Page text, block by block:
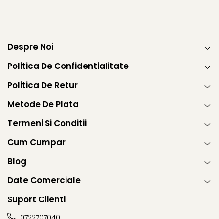
FLAMINGO
Gorjuss
Pantofi fete
Pantofi sport fete
Sandale fete
Despre Noi
Politica De Confidentialitate
Politica De Retur
Metode De Plata
Termeni Si Conditii
Cum Cumpar
Blog
Date Comerciale
Suport Clienti